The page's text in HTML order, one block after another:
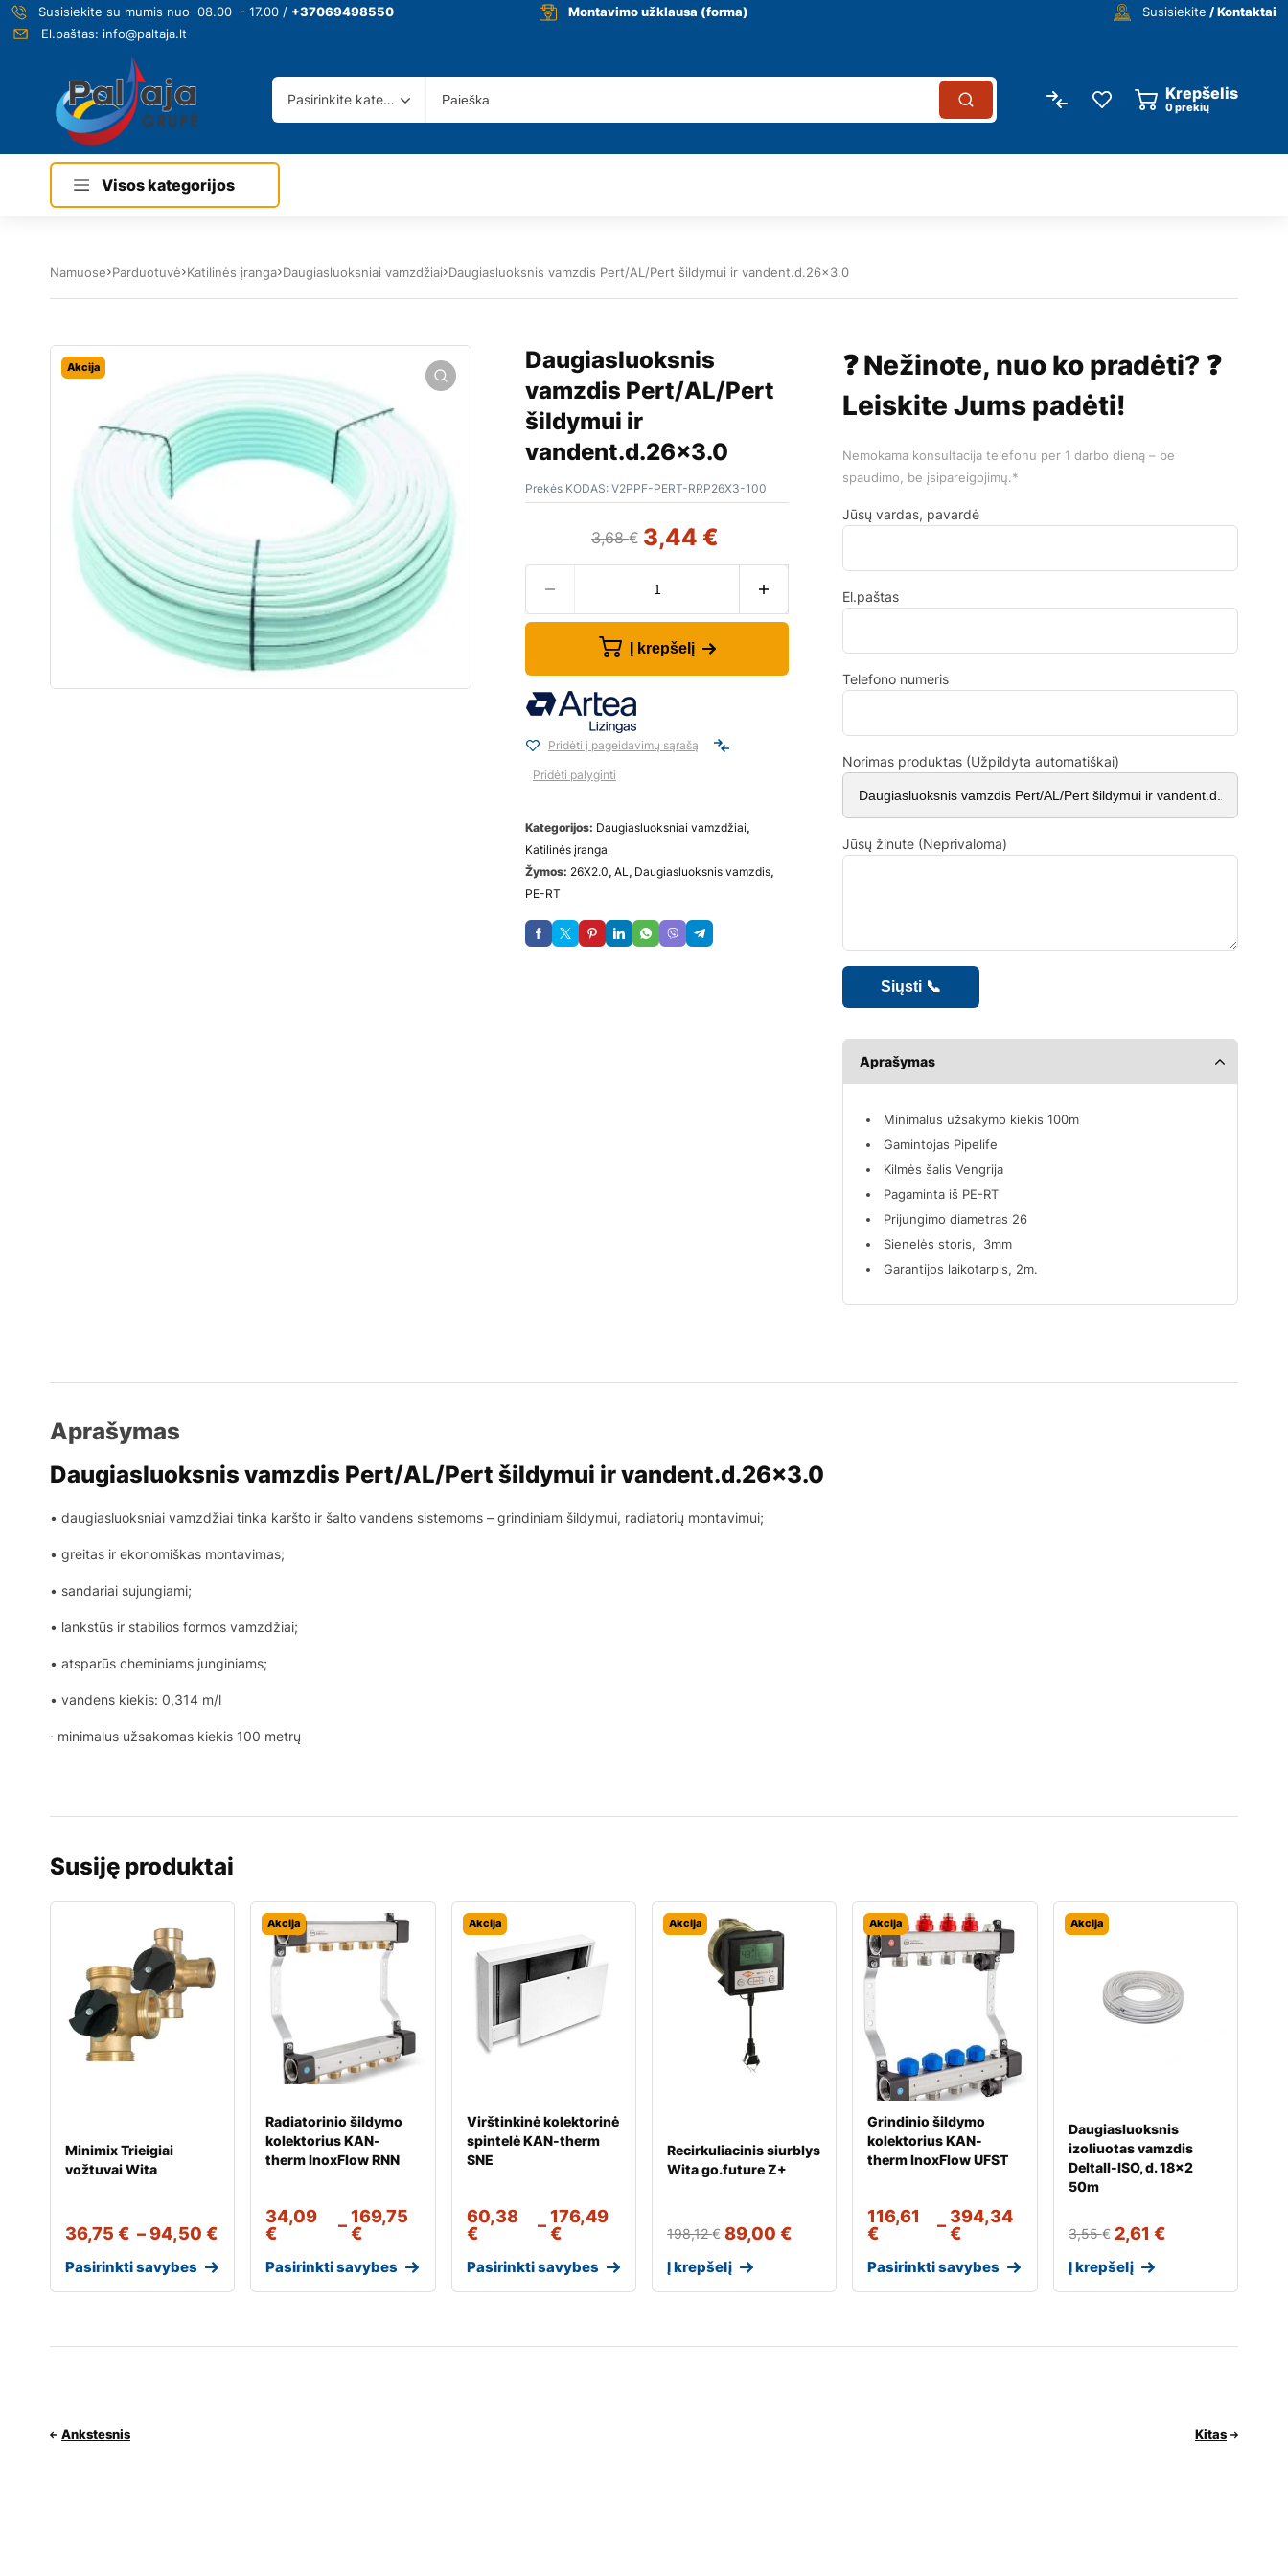
Susisiekite su mumis nuo 08.00 - 17.00 / +37069498550 Montavimo užklausa (forma) Susisiekite / Kontaktai
El.paštas: info@paltaja.lt
Pasirinkite kategoriją Krepšelis
0prekių
Visos kategorijos
Namuose Parduotuvė Katilinės įranga Daugiasluoksniai vamzdžiai Daugiasluoksnis vamzdis Pert/AL/Pert šildymui ir vandent.d.26×3.0
Akcija
Daugiasluoksnis
vamzdis Pert/AL/Pert
šildymui ir
vandent.d.26×3.0
Prekės KODAS: V2PPF-PERT-RRP26X3-100
3,68€ 3,44 €
Į krepšelį
Pridėti į pageidavimų sąrašą
Pridėti palyginti
Kategorijos: Daugiasluoksniai vamzdžiai,
Katilinės įranga
Žymos: 26X2.0, AL , Daugiasluoksnis vamzdis,
PE-RT
❓ Nežinote, nuo ko pradėti? ❓
Leiskite Jums padėti!
Nemokama konsultacija telefonu per 1 darbo dieną – be
spaudimo, be įsipareigojimų.*
Jūsų vardas, pavardė
El.paštas
Telefono numeris
Norimas produktas (Užpildyta automatiškai)
Jūsų žinute (Neprivaloma)
Aprašymas
Minimalus užsakymo kiekis 100m
Gamintojas Pipelife
Kilmės šalis Vengrija
Pagaminta iš PE-RT
Prijungimo diametras 26
Sienelės storis, 3mm
Garantijos laikotarpis, 2m.
Aprašymas
Daugiasluoksnis vamzdis Pert/AL/Pert šildymui ir vandent.d.26×3.0
• daugiasluoksniai vamzdžiai tinka karšto ir šalto vandens sistemoms – grindiniam šildymui, radiatorių montavimui;
• greitas ir ekonomiškas montavimas;
• sandariai sujungiami;
• lankstūs ir stabilios formos vamzdžiai;
• atsparūs cheminiams junginiams;
• vandens kiekis: 0,314 m/l
· minimalus užsakomas kiekis 100 metrų
Susiję produktai
Minimix Trieigiai
vožtuvai Wita
36,75 € –94,50 €
Pasirinkti savybes
Akcija
Radiatorinio šildymo
kolektorius KAN-
therm InoxFlow RNN
34,09
€
– 169,75
€
Pasirinkti savybes
Akcija
Virštinkinė kolektorinė
spintelė KAN-therm
SNE
60,38
€
– 176,49
€
Pasirinkti savybes
Akcija
Recirkuliacinis siurblys
Wita go.future Z+
198,12€ 89,00 €
Į krepšelį
Akcija
Grindinio šildymo
kolektorius KAN-
therm InoxFlow UFST
116,61
€
– 394,34
€
Pasirinkti savybes
Akcija
Daugiasluoksnis
izoliuotas vamzdis
Deltall-ISO, d. 18×2
50m
3,55€ 2,61 €
Į krepšelį
Ankstesnis Kitas